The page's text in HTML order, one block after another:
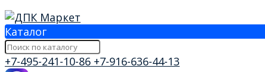
Каталог
+7-495-241-10-86 +7-916-636-44-13